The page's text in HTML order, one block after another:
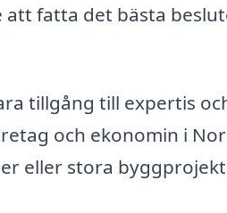
att fatta det bästa
tillgång till expertis
och ekonomin i
eller stora